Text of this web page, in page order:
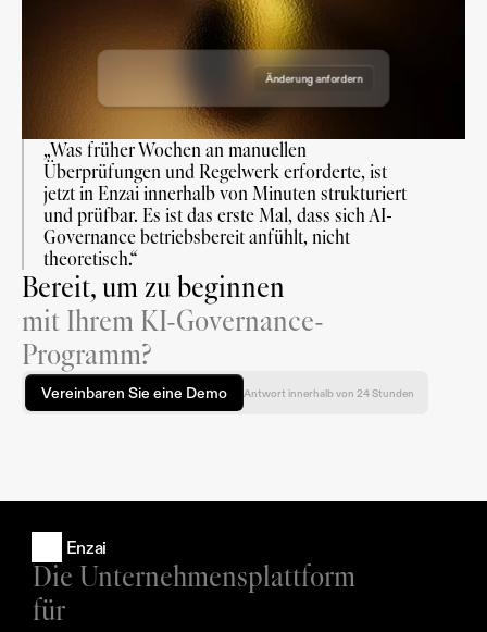
„Was früher Wochen an manuellen
Überprüfungen und Regelwerk erforderte, ist
jetzt in Enzai innerhalb von Minuten strukturiert
und prüfbar. Es ist das erste Mal, dass sich AI-
Governance betriebsbereit anfühlt, nicht
theoretisch.“
Bereit, um zu beginnen
mit Ihrem KI-Governance-
Programm?
Vereinbaren Sie eine Demo Antwort innerhalb von 24 Stunden
Änderung anfordern
Enzai
Die Unternehmensplattform
für